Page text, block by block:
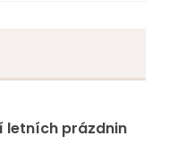
ZŠ a MŠ
letních prázdnin